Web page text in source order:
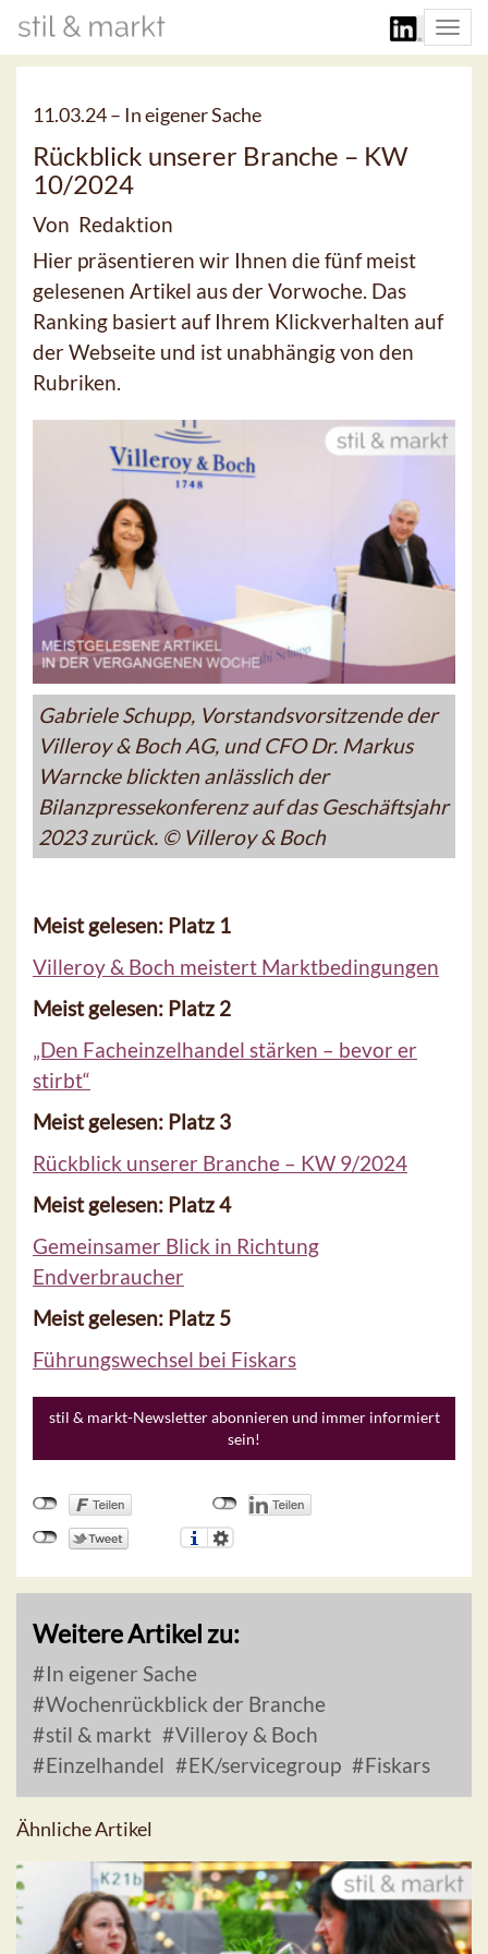
11.03.24 – In eigener Sache
Rückblick unserer Branche – KW
10/2024
Von Redaktion
Hier präsentieren wir Ihnen die fünf meist
gelesenen Artikel aus der Vorwoche. Das
Ranking basiert auf Ihrem Klickverhalten auf
der Webseite und ist unabhängig von den
Rubriken.
Gabriele Schupp, Vorstandsvorsitzende der
Villeroy & Boch AG, und CFO Dr. Markus
Warncke blickten anlässlich der
Bilanzpressekonferenz auf das Geschäftsjahr
2023 zurück. © Villeroy & Boch
Meist gelesen: Platz 1
Villeroy & Boch meistert Marktbedingungen
Meist gelesen: Platz 2
„Den Facheinzelhandel stärken – bevor er
stirbt“
Meist gelesen: Platz 3
Rückblick unserer Branche – KW 9/2024
Meist gelesen: Platz 4
Gemeinsamer Blick in Richtung
Endverbraucher
Meist gelesen: Platz 5
Führungswechsel bei Fiskars
stil & markt-Newsletter abonnieren und immer informiert
sein!
Weitere Artikel zu:
In eigener Sache
Wochenrückblick der Branche
stil & markt
Villeroy & Boch
Einzelhandel
EK/servicegroup Fiskars
Ähnliche Artikel